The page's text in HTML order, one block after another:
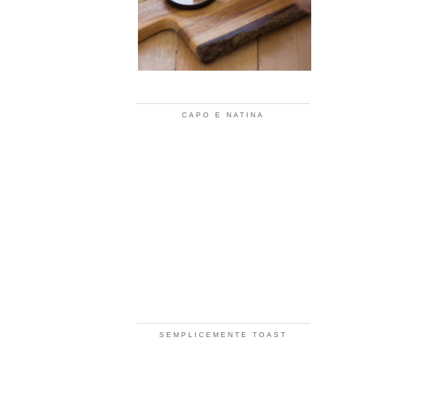
CAPO E NATINA
SEMPLICEMENTE TOAST